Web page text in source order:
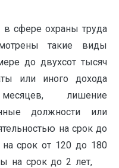
в сфере охраны труда
такие виды
до двухсот тысяч
или иного дохода
месяцев, лишение
должности или
на срок до
срок от 120 до 180
на срок до 2 лет,